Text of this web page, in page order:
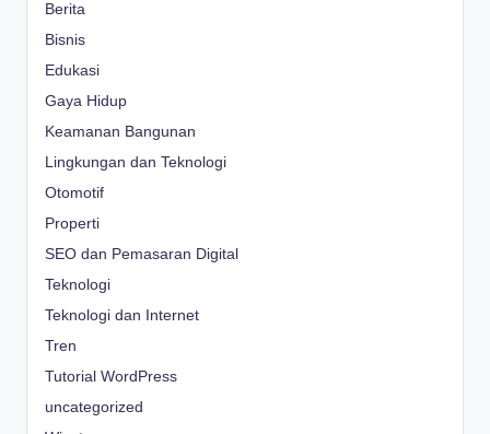
Berita
Bisnis
Edukasi
Gaya Hidup
Keamanan Bangunan
Lingkungan dan Teknologi
Otomotif
Properti
SEO dan Pemasaran Digital
Teknologi
Teknologi dan Internet
Tren
Tutorial WordPress
uncategorized